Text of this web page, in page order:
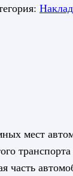
мест
часть